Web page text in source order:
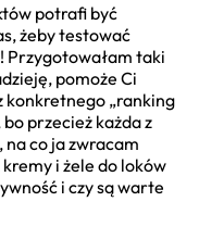
potrafi być
żeby testować
Przygotowałam taki
pomoże Ci
konkretnego „ranking
przecież każda z
co ja zwracam
i żele do loków
i czy są warte